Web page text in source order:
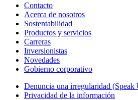
Contacto
Acerca de nosotros
Sostentabilidad
Productos y servicios
Carreras
Inversionistas
Novedades
Gobierno corporativo
Denuncia una irregularidad (Speak
Privacidad de la información